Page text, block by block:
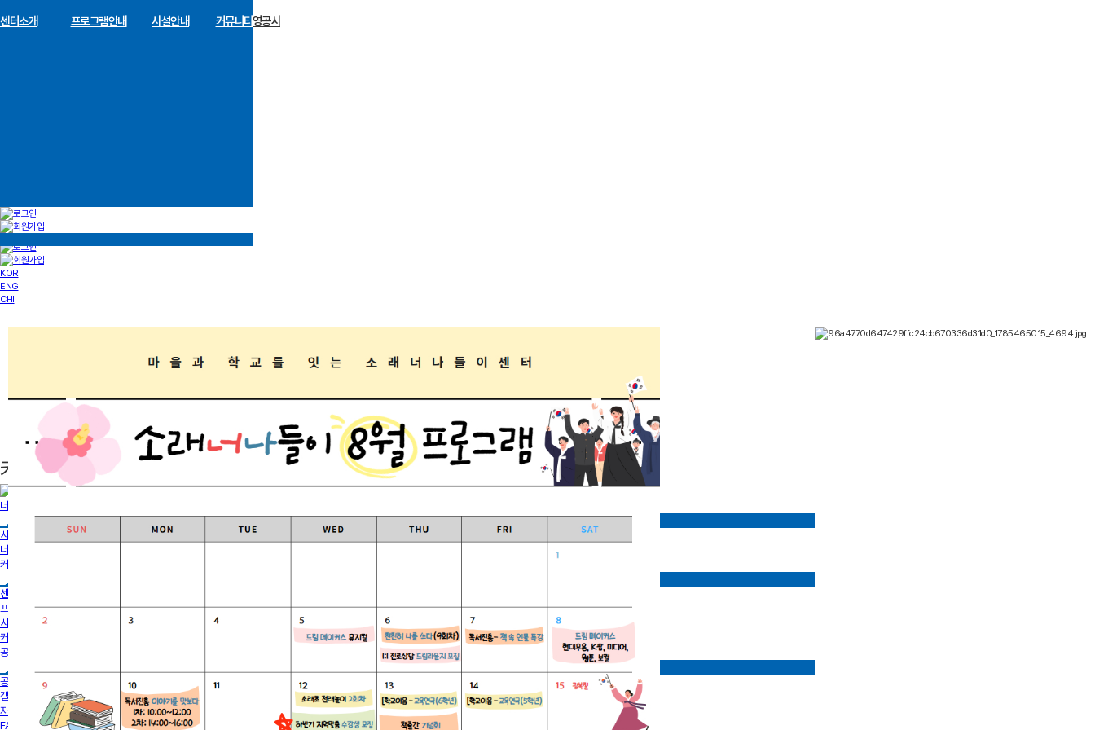
센터소개 프로그램안내 시설안내 커뮤니티
장학금 한눈에 인재양성사업기부안내재단소개 알림마당경영공시
KOR
ENG
CHI
커뮤니티
너나들이센터
시흥시인재양성재단
너나들이센터
커뮤니티
센터소개
프로그램안내
시설안내
커뮤니티
공지사항
공지사항
갤러리
자료실
FAQ